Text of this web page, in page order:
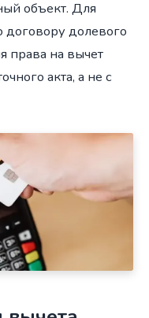
объект. Для
договору долевого
права на вычет
акта, а не с